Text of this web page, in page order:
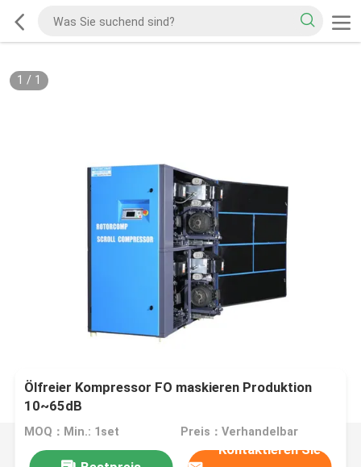
1 / 1
Ölfreier Kompressor FO maskieren Produktion
10~65dB
MOQ：Min.: 1set Preis：Verhandelbar
Kontaktieren Sie